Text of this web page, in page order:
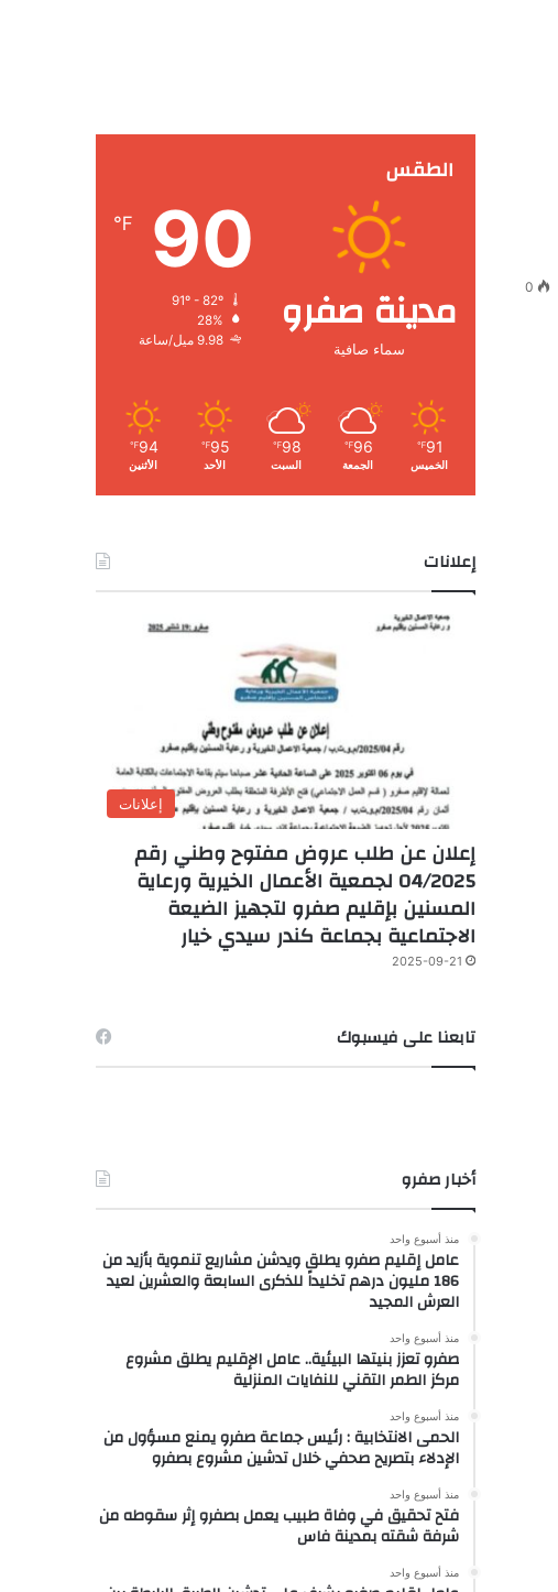
0
الطقس
مدينة صفرو
سماء صافية
90
℉
28%
9.98 ميل/ساعة
91
℉
الخميس
96
℉
الجمعة
98
℉
السبت
95
℉
الأحد
94
℉
الأثنين
إعلانات
إعلانات
إعلان عن طلب عروض مفتوح وطني رقم
04/2025 لجمعية الأعمال الخيرية ورعاية
المسنين بإقليم صفرو لتجهيز الضيعة
الاجتماعية بجماعة كندر سيدي خيار
2025-09-21
تابعنا على فيسبوك
أخبار صفرو
منذ أسبوع واحد
عامل إقليم صفرو يطلق ويدشن مشاريع تنموية بأزيد من
186 مليون درهم تخليداً للذكرى السابعة والعشرين لعيد
العرش المجيد
منذ أسبوع واحد
صفرو تعزز بنيتها البيئية.. عامل الإقليم يطلق مشروع
مركز الطمر التقني للنفايات المنزلية
منذ أسبوع واحد
الحمى الانتخابية : رئيس جماعة صفرو يمنع مسؤول من
الإدلاء بتصريح صحفي خلال تدشين مشروع بصفرو
منذ أسبوع واحد
فتح تحقيق في وفاة طبيب يعمل بصفرو إثر سقوطه من
شرفة شقته بمدينة فاس
منذ أسبوع واحد